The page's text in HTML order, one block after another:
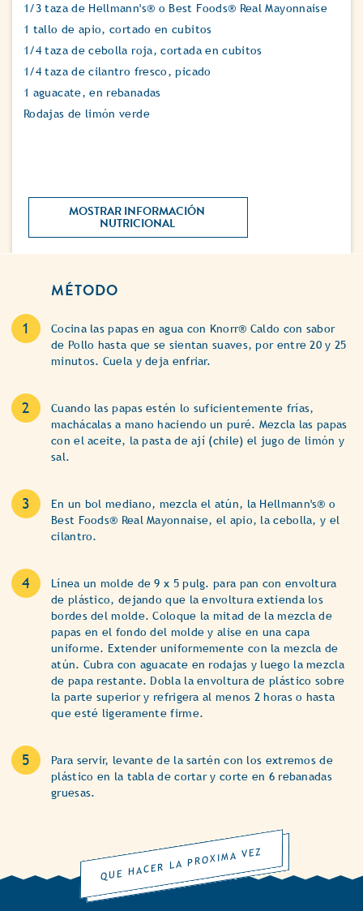
1/3 taza de Hellmann's® o Best Foods® Real Mayonnaise
1 tallo de apio, cortado en cubitos
1/4 taza de cebolla roja, cortada en cubitos
1/4 taza de cilantro fresco, picado
1 aguacate, en rebanadas
Rodajas de limón verde
MOSTRAR INFORMACIÓN
NUTRICIONAL
MÉTODO
Cocina las papas en agua con Knorr® Caldo con sabor
de Pollo hasta que se sientan suaves, por entre 20 y 25
minutos. Cuela y deja enfriar.
Cuando las papas estén lo suficientemente frías,
machácalas a mano haciendo un puré. Mezcla las papas
con el aceite, la pasta de ají (chile) el jugo de limón y
sal.
En un bol mediano, mezcla el atún, la Hellmann's® o
Best Foods® Real Mayonnaise, el apio, la cebolla, y el
cilantro.
Línea un molde de 9 x 5 pulg. para pan con envoltura
de plástico, dejando que la envoltura extienda los
bordes del molde. Coloque la mitad de la mezcla de
papas en el fondo del molde y alise en una capa
uniforme. Extender uniformemente con la mezcla de
atún. Cubra con aguacate en rodajas y luego la mezcla
de papa restante. Dobla la envoltura de plástico sobre
la parte superior y refrigera al menos 2 horas o hasta
que esté ligeramente firme.
Para servir, levante de la sartén con los extremos de
plástico en la tabla de cortar y corte en 6 rebanadas
gruesas.
QUE HACER LA PROXIMA VEZ